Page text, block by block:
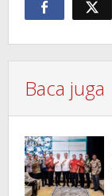
Baca juga